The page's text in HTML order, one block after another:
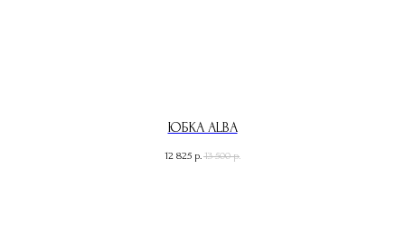
ЮБКА ALBA
12 825 р. 13 500 р.